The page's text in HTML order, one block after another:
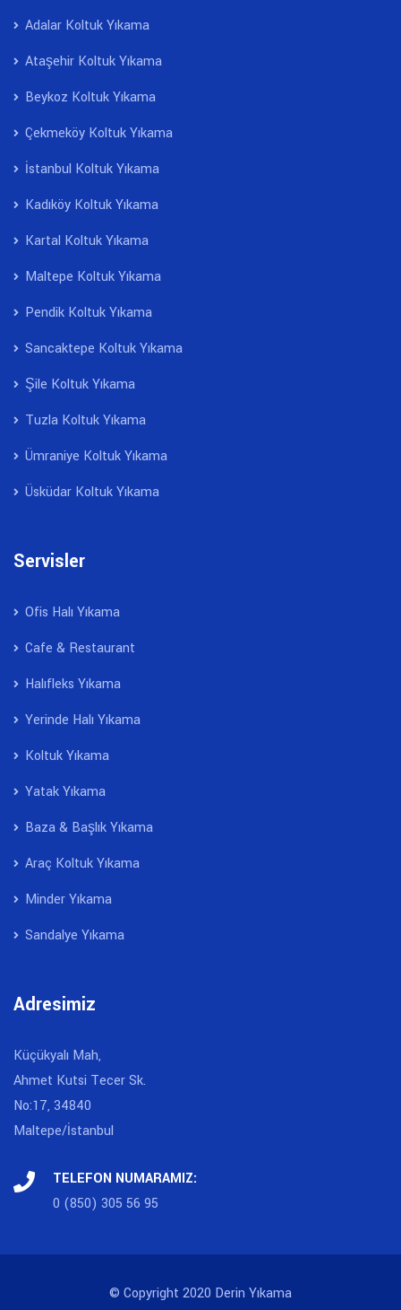
Adalar Koltuk Yıkama
Ataşehir Koltuk Yıkama
Beykoz Koltuk Yıkama
Çekmeköy Koltuk Yıkama
İstanbul Koltuk Yıkama
Kadıköy Koltuk Yıkama
Kartal Koltuk Yıkama
Maltepe Koltuk Yıkama
Pendik Koltuk Yıkama
Sancaktepe Koltuk Yıkama
Şile Koltuk Yıkama
Tuzla Koltuk Yıkama
Ümraniye Koltuk Yıkama
Üsküdar Koltuk Yıkama
Servisler
Ofis Halı Yıkama
Cafe & Restaurant
Halıfleks Yıkama
Yerinde Halı Yıkama
Koltuk Yıkama
Yatak Yıkama
Baza & Başlık Yıkama
Araç Koltuk Yıkama
Minder Yıkama
Sandalye Yıkama
Adresimiz
Küçükyalı Mah,
Ahmet Kutsi Tecer Sk.
No:17, 34840
Maltepe/İstanbul
TELEFON NUMARAMIZ:
0 (850) 305 56 95
© Copyright 2020 Derin Yıkama